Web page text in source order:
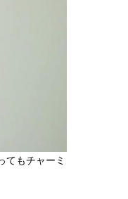
てもチャーミ